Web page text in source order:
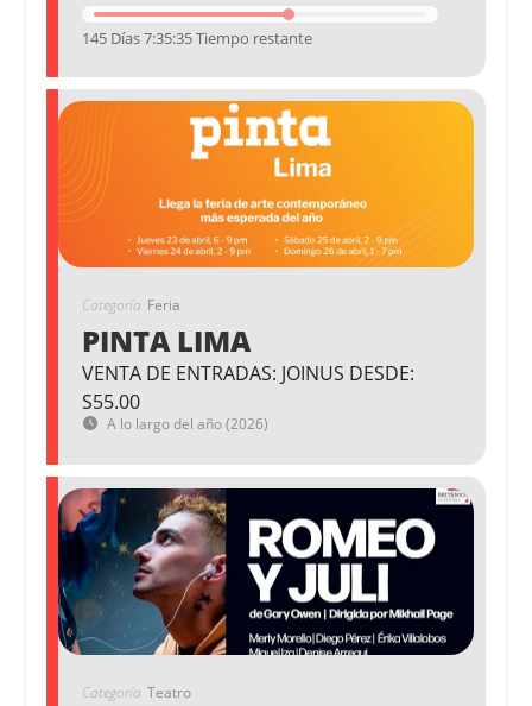
145 Días 7:35:34 Tiempo restante
Categoría Feria
PINTA LIMA
VENTA DE ENTRADAS: JOINUS DESDE:
S55.00
A lo largo del año (2026)
Categoría Teatro